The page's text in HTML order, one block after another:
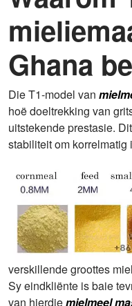
Ghana
Die T1-model van
hoë doeltrekking van
uitstekende prestasie.
stabiliteit om korrelmatig
verskillende groottes
Sy eindkliënte is baie
van hierdiemielmeel